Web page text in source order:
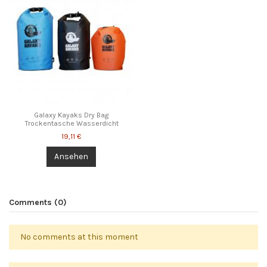
Galaxy Kayaks Dry Bag
Trockentasche Wasserdicht
19,11 €
Ansehen
Comments (0)
No comments at this moment